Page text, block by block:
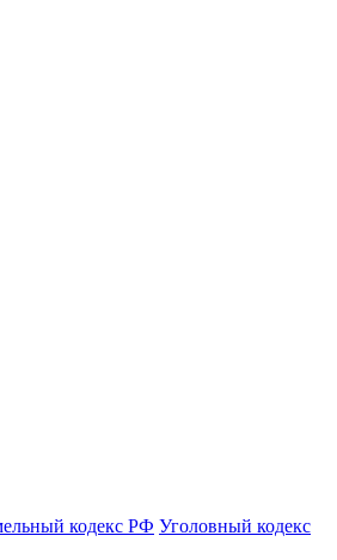
кодекс РФ Уголовный кодекс